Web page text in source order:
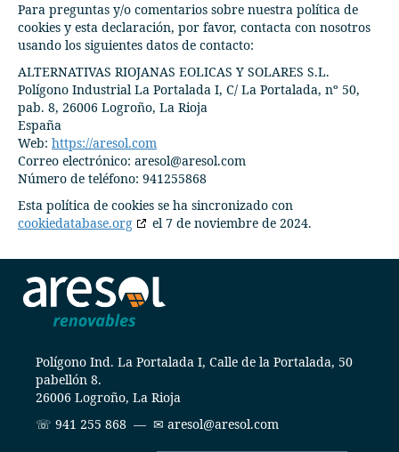
Para preguntas y/o comentarios sobre nuestra política de
cookies y esta declaración, por favor, contacta con nosotros
usando los siguientes datos de contacto:
ALTERNATIVAS RIOJANAS EOLICAS Y SOLARES S.L.
Polígono Industrial La Portalada I, C/ La Portalada, nº 50,
pab. 8, 26006 Logroño, La Rioja
España
Web: https://aresol.com
Correo electrónico: aresol@aresol.com
Número de teléfono: 941255868
Esta política de cookies se ha sincronizado con
cookiedatabase.org
el 7 de noviembre de 2024.
Polígono Ind. La Portalada I, Calle de la Portalada, 50
pabellón 8.
26006 Logroño, La Rioja
☏ 941 255 868 — ✉ aresol@aresol.com